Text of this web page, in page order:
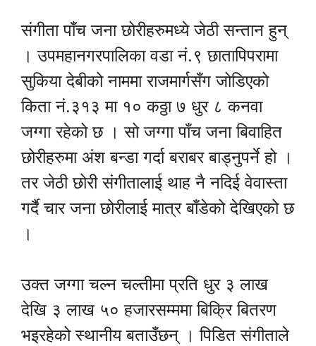
संगीता पाँच जना छोरीहरुमध्ये जेठी सन्तान हुन्
। उपमहानगरपालिका वडा नं.९ छातापिपरामा
सुकिया देबीको नाममा राजमार्गसँग जोडिएको
किता नं.३१३ मा १० कठ्ठा ७ धुर ८ कनवा
जग्गा रहेको छ । सो जग्गा पाँच जना बिवाहित
छोरीहरुमा अंश बन्डा गर्दा बराबर बाड्नुपर्ने हो ।
तर जेठी छोरी संगीतालाई थाह नै नदिई वेवास्ता
गर्दै चार जना छोरीलाई मात्र बाँडेको देखिएको छ
।
उक्त जग्गा चल्न चल्तीमा प्रति धुर ३ लाख
देखि ३ लाख ५० हजारसम्ममा बिक्रि बितरण
भइरहेको स्थानीय बताउँछन् । पिडित संगीताले